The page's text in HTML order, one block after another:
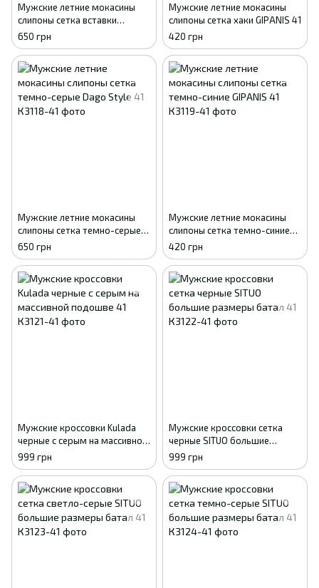
Мужские летние мокасины
слипоны сетка вставки
экокожа черные Dago Style
41
650 грн
Мужские летние мокасины
слипоны сетка хаки GIPANIS 41
420 грн
Мужские летние мокасины
слипоны сетка темно-серые
Dago Style 41
650 грн
Мужские летние мокасины
слипоны сетка темно-синие
GIPANIS 41
420 грн
Мужские кроссовки Kulada
черные с серым на массивной
999 грн
Мужские кроссовки сетка
черные SITUO большие
размеры батал 41
999 грн